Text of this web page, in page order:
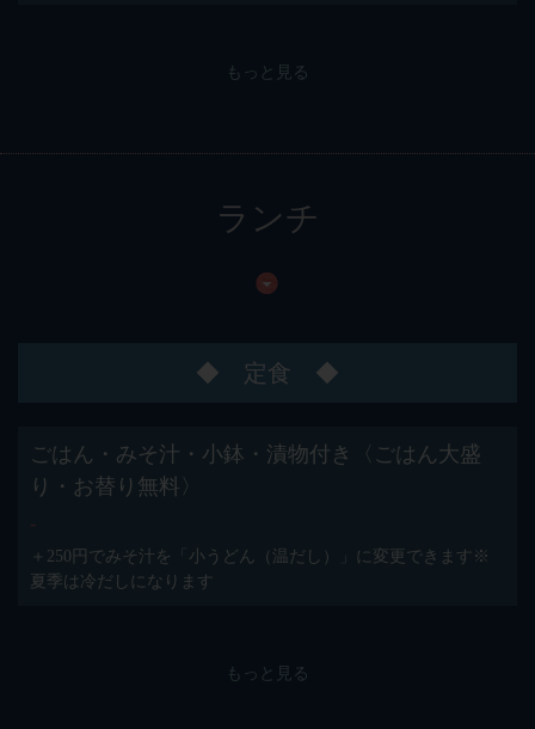
もっと見る
ランチ
◆ 定食 ◆
ごはん・みそ汁・小鉢・漬物付き〈ごはん大盛
り・お替り無料〉
-
＋250円でみそ汁を「小うどん（温だし）」に変更できます※
夏季は冷だしになります
もっと見る